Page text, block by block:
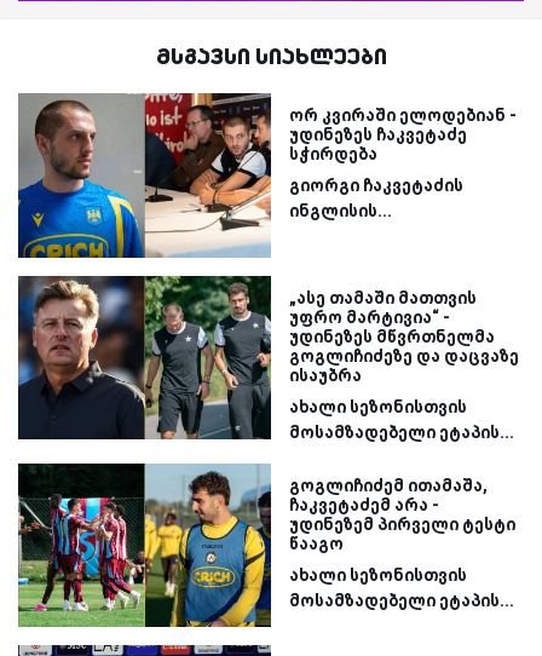
მსგავსი სიახლეები
ორ კვირაში ელოდებიან -
უდინეზეს ჩაკვეტაძე
სჭირდება
გიორგი ჩაკვეტაძის
ინგლისის...
„ასე თამაში მათთვის
უფრო მარტივია“ -
უდინეზეს მწვრთნელმა
გოგლიჩიძეზე და დაცვაზე
ისაუბრა
ახალი სეზონისთვის
მოსამზადებელი ეტაპის...
გოგლიჩიძემ ითამაშა,
ჩაკვეტაძემ არა -
უდინეზემ პირველი ტესტი
წააგო
ახალი სეზონისთვის
მოსამზადებელი ეტაპის...